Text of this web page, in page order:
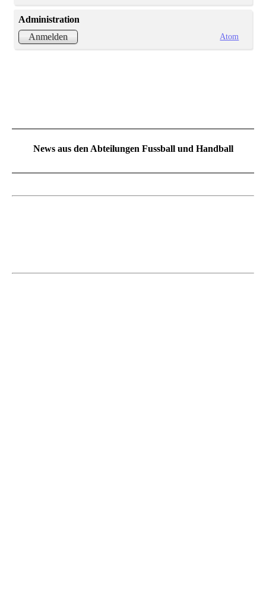
Administration
Anmelden
Atom
News aus den Abteilungen Fussball und Handball